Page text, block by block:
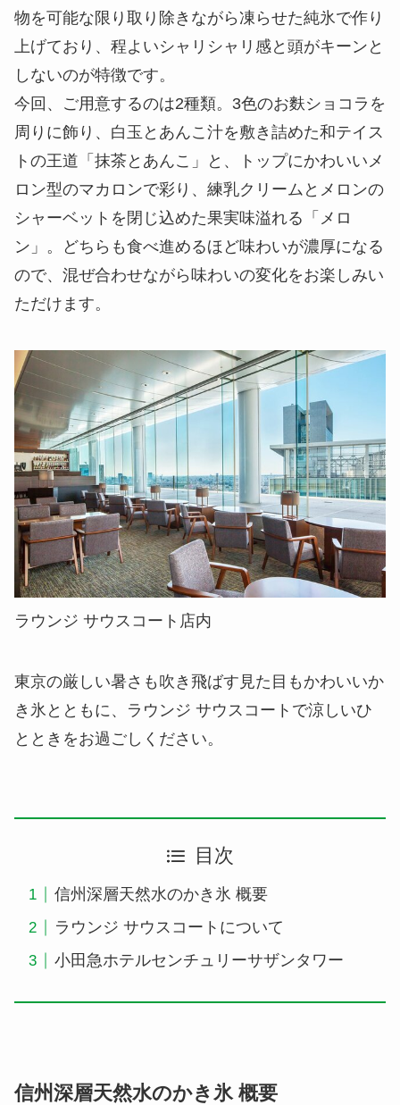
物を可能な限り取り除きながら凍らせた純氷で作り
上げており、程よいシャリシャリ感と頭がキーンと
しないのが特徴です。
今回、ご用意するのは2種類。3色のお麩ショコラを
周りに飾り、白玉とあんこ汁を敷き詰めた和テイス
トの王道「抹茶とあんこ」と、トップにかわいいメ
ロン型のマカロンで彩り、練乳クリームとメロンの
シャーベットを閉じ込めた果実味溢れる「メロ
ン」。どちらも食べ進めるほど味わいが濃厚になる
ので、混ぜ合わせながら味わいの変化をお楽しみい
ただけます。
ラウンジ サウスコート店内
東京の厳しい暑さも吹き飛ばす見た目もかわいいか
き氷とともに、ラウンジ サウスコートで涼しいひ
とときをお過ごしください。
目次
信州深層天然水のかき氷 概要
ラウンジ サウスコートについて
小田急ホテルセンチュリーサザンタワー
信州深層天然水のかき氷 概要